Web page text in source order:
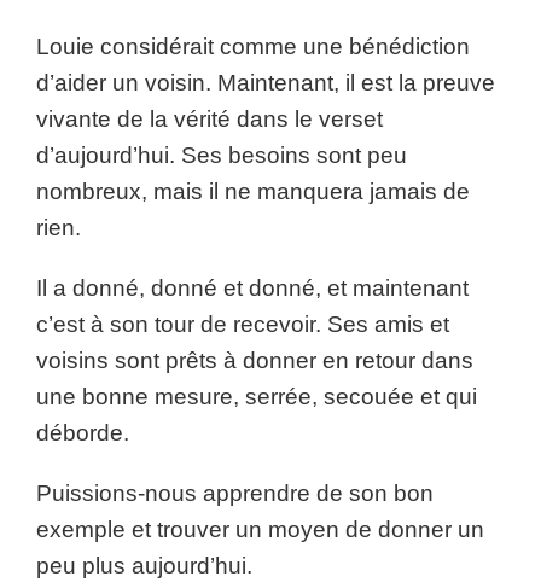
Louie considérait comme une bénédiction
d’aider un voisin. Maintenant, il est la preuve
vivante de la vérité dans le verset
d’aujourd’hui. Ses besoins sont peu
nombreux, mais il ne manquera jamais de
rien.
Il a donné, donné et donné, et maintenant
c’est à son tour de recevoir. Ses amis et
voisins sont prêts à donner en retour dans
une bonne mesure, serrée, secouée et qui
déborde.
Puissions-nous apprendre de son bon
exemple et trouver un moyen de donner un
peu plus aujourd’hui.